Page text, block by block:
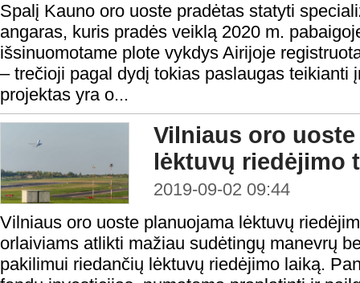
Spalį Kauno oro uoste pradėtas statyti
angaras, kuris pradės veiklą 2020 m.
išsinuomotame plote vykdys Airijoje
– trečioji pagal dydį tokias paslaugas teikianti
projektas yra o...
Vilniaus oro
lėktuvų riedėjimo
2019-09-02 09:44
Vilniaus oro uoste planuojama lėktuvų
orlaiviams atlikti mažiau sudėtingų manevrų
pakilimui riedančių lėktuvų riedėjimo laiką.